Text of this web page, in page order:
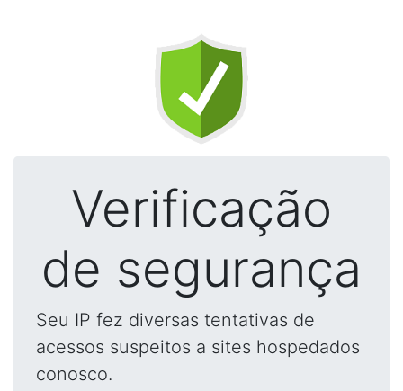
Verificação
de segurança
Seu IP fez diversas tentativas de
acessos suspeitos a sites hospedados
conosco.